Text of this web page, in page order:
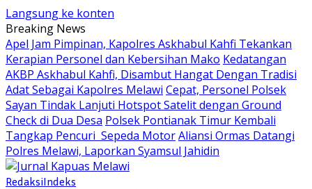
Langsung ke konten
Breaking News
Apel Jam Pimpinan, Kapolres Askhabul Kahfi Tekankan
Kerapian Personel dan Kebersihan Mako Kedatangan
AKBP Askhabul Kahfi, Disambut Hangat Dengan Tradisi
Adat Sebagai Kapolres Melawi Cepat, Personel Polsek
Sayan Tindak Lanjuti Hotspot Satelit dengan Ground
Check di Dua Desa Polsek Pontianak Timur Kembali
Tangkap Pencuri Sepeda MotorAliansi Ormas Datangi
Polres Melawi, Laporkan Syamsul Jahidin
RedaksiIndeks